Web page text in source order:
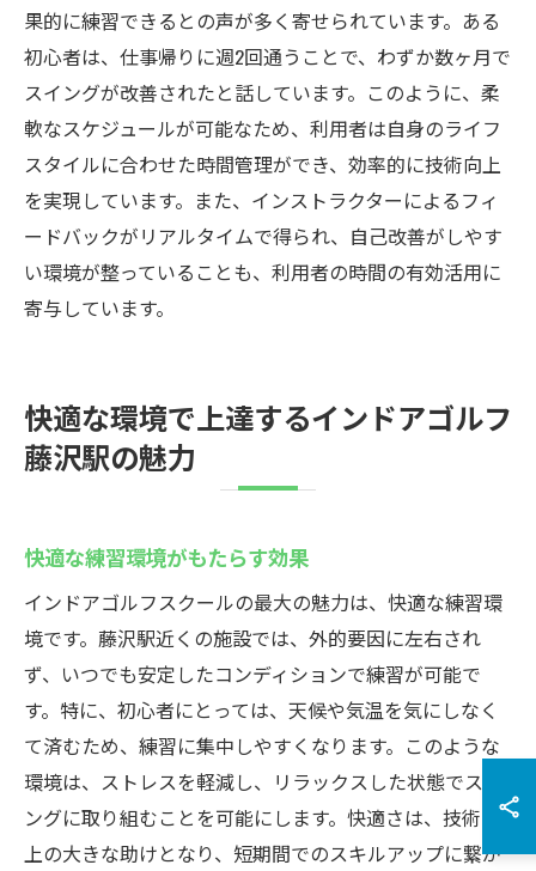
果的に練習できるとの声が多く寄せられています。ある
初心者は、仕事帰りに週2回通うことで、わずか数ヶ月で
スイングが改善されたと話しています。このように、柔
軟なスケジュールが可能なため、利用者は自身のライフ
スタイルに合わせた時間管理ができ、効率的に技術向上
を実現しています。また、インストラクターによるフィ
ードバックがリアルタイムで得られ、自己改善がしやす
い環境が整っていることも、利用者の時間の有効活用に
寄与しています。
快適な環境で上達するインドアゴルフ
藤沢駅の魅力
快適な練習環境がもたらす効果
インドアゴルフスクールの最大の魅力は、快適な練習環
境です。藤沢駅近くの施設では、外的要因に左右され
ず、いつでも安定したコンディションで練習が可能で
す。特に、初心者にとっては、天候や気温を気にしなく
て済むため、練習に集中しやすくなります。このような
環境は、ストレスを軽減し、リラックスした状態でスイ
ングに取り組むことを可能にします。快適さは、技術向
上の大きな助けとなり、短期間でのスキルアップに繋が